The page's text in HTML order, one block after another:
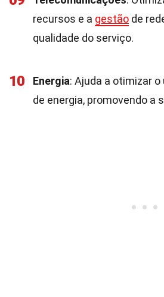
recursos e a gestão de
qualidade do serviço.
10 Energia: Ajuda a otimizar
de energia, promovendo a